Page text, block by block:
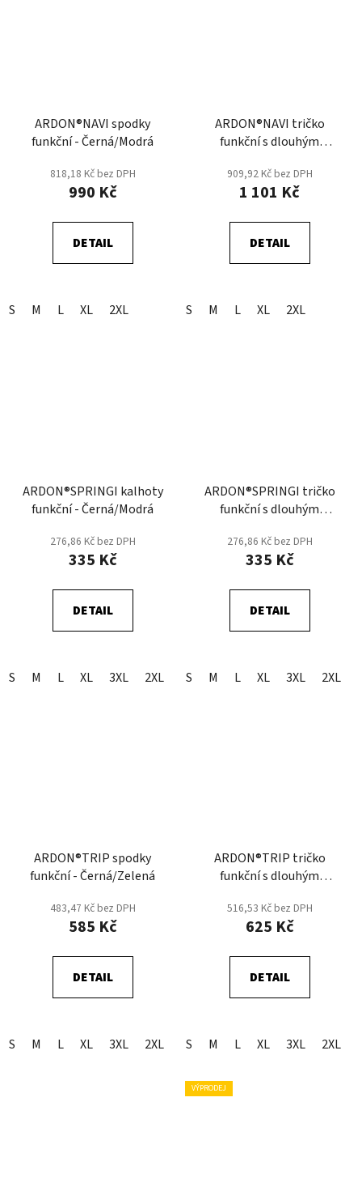
ARDON®NAVI spodky
funkční - Černá/Modrá
818,18 Kč bez DPH
990 Kč
DETAIL
S M L XL 2XL
ARDON®NAVI tričko
funkční s dlouhým
909,92 Kč bez DPH
1 101 Kč
DETAIL
S M L XL 2XL
ARDON®SPRINGI kalhoty
funkční - Černá/Modrá
276,86 Kč bez DPH
335 Kč
DETAIL
S M L XL 3XL 2XL
ARDON®SPRINGI tričko
funkční s dlouhým
276,86 Kč bez DPH
335 Kč
DETAIL
S M L XL 3XL 2XL
ARDON®TRIP spodky
funkční - Černá/Zelená
483,47 Kč bez DPH
585 Kč
DETAIL
S M L XL 3XL 2XL
ARDON®TRIP tričko
funkční s dlouhým
516,53 Kč bez DPH
625 Kč
DETAIL
S M L XL 3XL 2XL
VÝPRODEJ